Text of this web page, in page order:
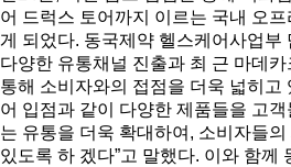
어 드럭스 토어까지 이르는 국내 오
게 되었다. 동국제약 헬스케어사업부
다양한 유통채널 진출과 최 근 마데
통해 소비자와의 접점을 더욱 넓히고
어 입점과 같이 다양한 제품들을 고
는 유통을 더욱 확대하여, 소비자들
있도록 하 겠다”고 말했다. 이와 함께